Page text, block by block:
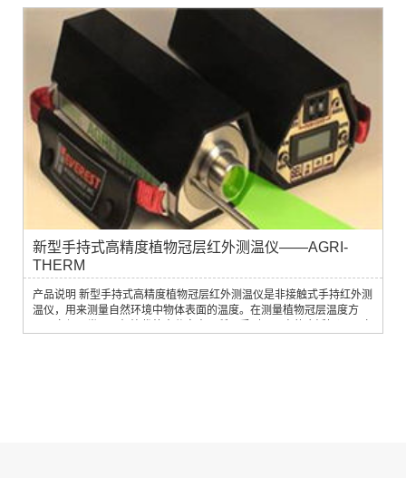
新型手持式高精度植物冠层红外测温仪——AGRI-
THERM
产品说明 新型手持式高精度植物冠层红外测温仪是非接触式手持红外测
温仪，用来测量自然环境中物体表面的温度。在测量植物冠层温度方